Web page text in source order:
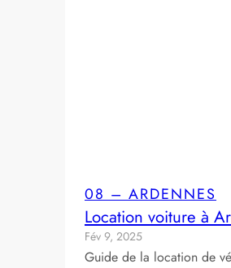
08 – ARDENNES
Location voiture à
Fév 9, 2025
Guide de la location de